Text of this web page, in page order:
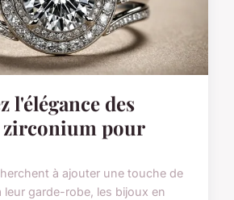
l'élégance des
pour
à ajouter une touche de
garde-robe, les bijoux en